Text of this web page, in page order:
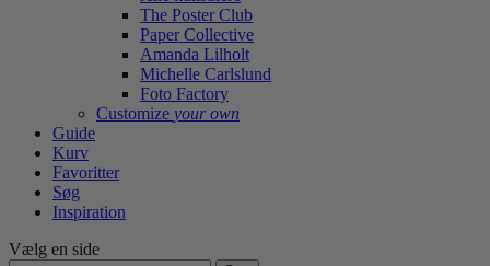
The Poster Club
Paper Collective
Amanda Lilholt
Michelle Carlslund
Foto Factory
Customize your own
Guide
Kurv
Favoritter
Søg
Inspiration
Vælg en side